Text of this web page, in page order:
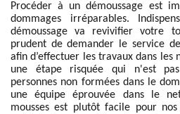
Procéder à un démoussage est
dommages irréparables.
démoussage va revivifier votre
prudent de demander le service
afin d’effectuer les travaux dans les
une étape risquée qui n'est
personnes non formées dans le
une équipe éprouvée dans le
mousses est plutôt facile pour